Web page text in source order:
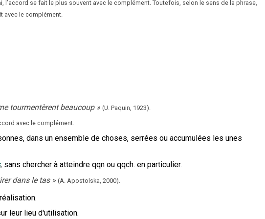
l’accord se fait le plus souvent avec le complément. Toutefois, selon le sens de la phrase,
avec le complément.
tourmentèrent beaucoup » (U. Paquin, 1923).
avec le complément.
dans un ensemble de choses, serrées ou accumulées les unes
, sans chercher à atteindre qqn ou qqch. en particulier.
dans le tas » (A. Apostolska, 2000).
leur lieu d'utilisation.